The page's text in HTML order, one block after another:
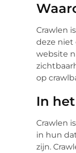
Crawlen
deze niet
website
op
In
Crawlen
in hun
zijn.